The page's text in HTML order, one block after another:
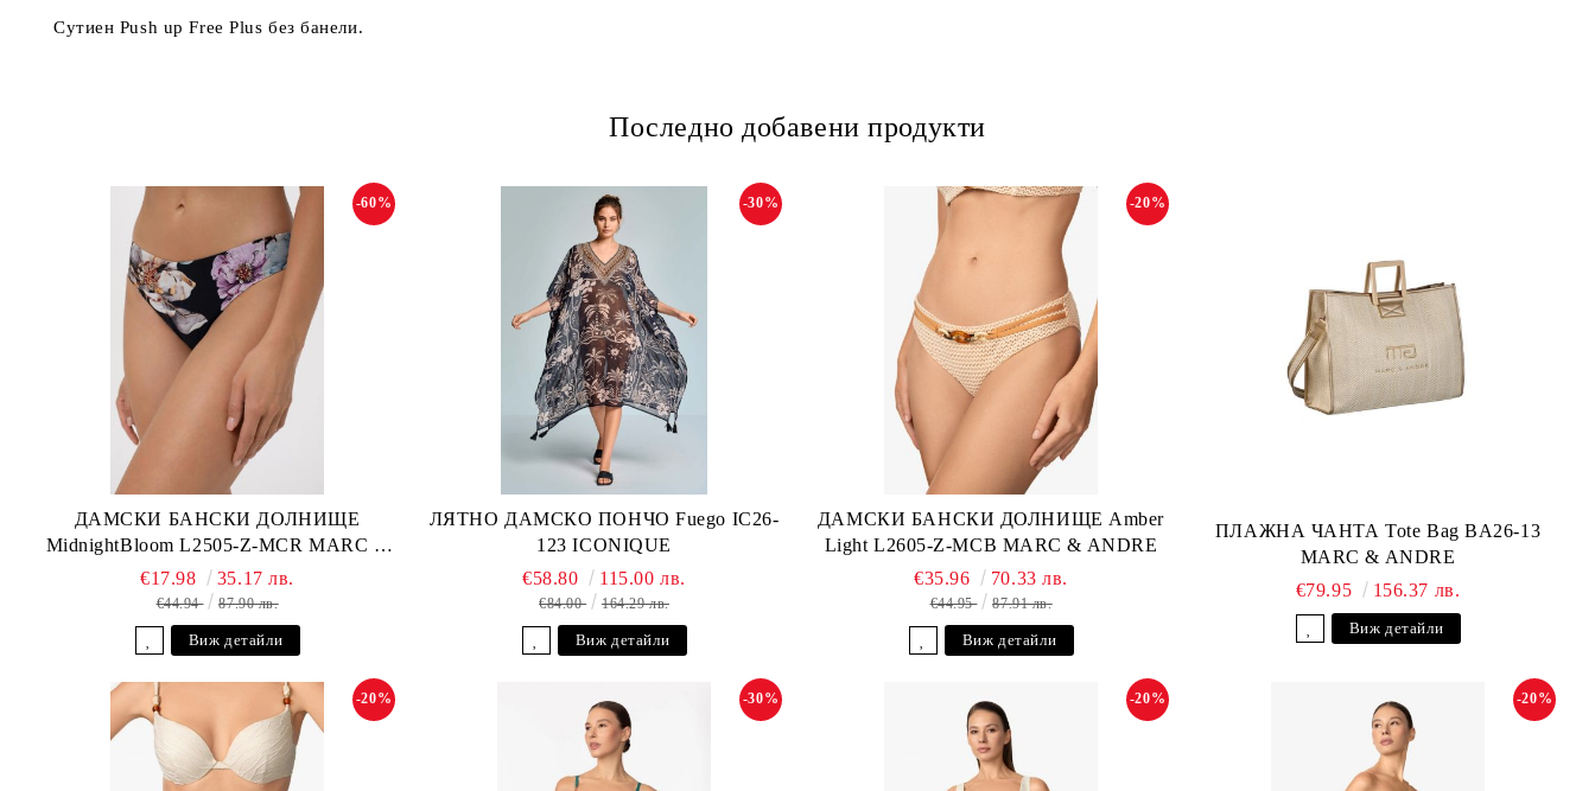
Сутиен Push up Free Plus без банели.
Последно добавени продукти
ДАМСКИ БАНСКИ ДОЛНИЩЕ
MidnightBloom L2505-Z-MCR MARC &
ANDRE
-60%
€17.98 35.17 лв.
€44.94 87.90 лв.
Виж детайли
ЛЯТНО ДАМСКО ПОНЧО Fuego IC26-
123 ICONIQUE
-30%
€58.80 115.00 лв.
€84.00 164.29 лв.
Виж детайли
ДАМСКИ БАНСКИ ДОЛНИЩЕ Amber
Light L2605-Z-MCB MARC & ANDRE
-20%
€35.96 70.33 лв.
€44.95 87.91 лв.
Виж детайли
ПЛАЖНА ЧАНТА Tote Bag BA26-13
MARC & ANDRE
€79.95
156.37 лв.
Виж детайли
-20% -30% -20% -20%